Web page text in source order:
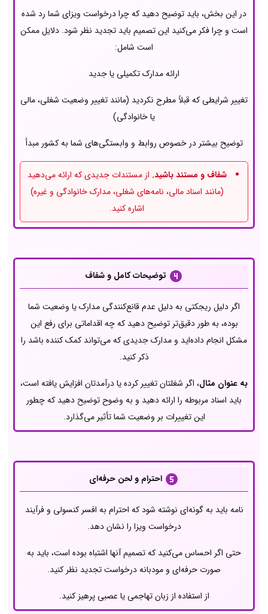
در این بخش، باید توضیح دهید که چرا درخواست ویزای شما رد شده
است و چرا فکر می‌کنید این تصمیم باید تجدید نظر شود. دلایل ممکن
است شامل:
ارائه مدارک تکمیلی یا جدید
تغییر شرایطی که قبلاً مطرح نکردید (مانند تغییر وضعیت شغلی، مالی
یا خانوادگی)
توضیح بیشتر در خصوص روابط و وابستگی‌های شما به کشور مبدأ
شفاف و مستند باشید. از مستندات جدیدی که ارائه می‌دهید
(مانند اسناد مالی، نامه‌های شغلی، مدارک خانوادگی و غیره)
اشاره کنید.
توضیحات کامل و شفاف
اگر دلیل ریجکتی به دلیل عدم قانع‌کنندگی مدارک یا وضعیت شما
بوده، به طور دقیق‌تر توضیح دهید که چه اقداماتی برای رفع این
مشکل انجام داده‌اید و مدارک جدیدی که می‌تواند کمک کننده باشد را
ذکر کنید.
به عنوان مثال، اگر شغلتان تغییر کرده یا درآمدتان افزایش یافته است،
باید اسناد مربوطه را ارائه دهید و به وضوح توضیح دهید که چطور
این تغییرات بر وضعیت شما تأثیر می‌گذارد.
احترام و لحن حرفه‌ای
نامه باید به گونه‌ای نوشته شود که احترام به افسر کنسولی و فرآیند
درخواست ویزا را نشان دهد.
حتی اگر احساس می‌کنید که تصمیم آنها اشتباه بوده است، باید به
صورت حرفه‌ای و مودبانه درخواست تجدید نظر کنید.
از استفاده از زبان تهاجمی یا عصبی پرهیز کنید.